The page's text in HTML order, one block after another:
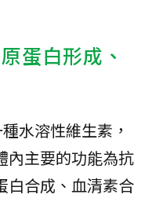
蛋白形成、
水溶性維生素，
內主要的功能為抗
白合成、血清素合